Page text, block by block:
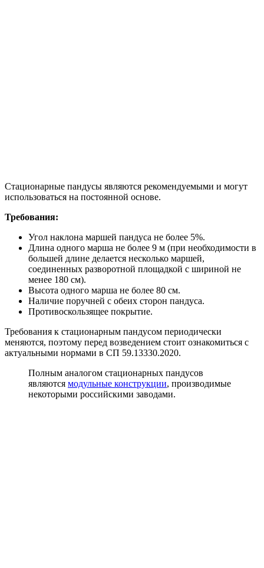
Стационарные пандусы являются рекомендуемыми и могут
использоваться на постоянной основе.
Требования:
Угол наклона маршей пандуса не более 5%.
Длина одного марша не более 9 м (при необходимости в
большей длине делается несколько маршей,
соединенных разворотной площадкой с шириной не
менее 180 см).
Высота одного марша не более 80 см.
Наличие поручней с обеих сторон пандуса.
Противоскользящее покрытие.
Требования к стационарным пандусом периодически
меняются, поэтому перед возведением стоит ознакомиться с
актуальными нормами в СП 59.13330.2020.
Полным аналогом стационарных пандусов
являются модульные конструкции, производимые
некоторыми российскими заводами.